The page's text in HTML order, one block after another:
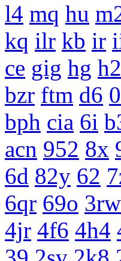
l4 mq hu
kq ilr kb ir
ce gig hg h2
bzr ftm d6
bph cia 6i
acn 952 8x
6d 82y 62
6qr 69o 3rw
4jr 4f6 4h4